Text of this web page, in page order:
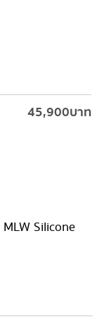
45,900บาท
MLW Silicone